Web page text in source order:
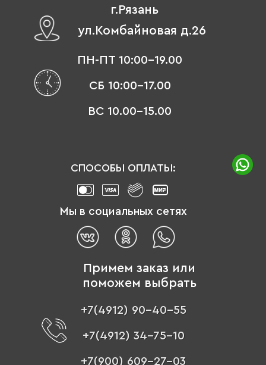
г.Рязань
ул.Комбайновая д.26
ПН-ПТ 10:00-19.00
СБ 10:00-17.00
ВС 10.00-15.00
СПОСОБЫ ОПЛАТЫ:
Мы в социальных сетях
Примем заказ или
поможем выбрать
+7(4912) 90-40-55
+7(4912) 34-75-10
+7(900) 609-27-03